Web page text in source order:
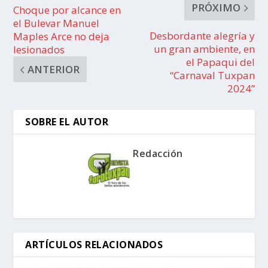
Choque por alcance en
el Bulevar Manuel
Maples Arce no deja
lesionados
ANTERIOR
PRÓXIMO
Desbordante alegría y
un gran ambiente, en
el Papaqui del
“Carnaval Tuxpan
2024”
SOBRE EL AUTOR
Redacción
ARTÍCULOS RELACIONADOS